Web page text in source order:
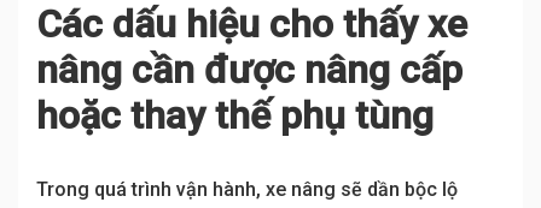
Các dấu hiệu cho thấy xe
nâng cần được nâng cấp
hoặc thay thế phụ tùng
Trong quá trình vận hành, xe nâng sẽ dần bộc lộ